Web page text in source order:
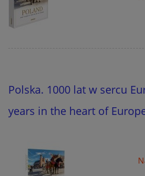
Polska. 1000 lat w sercu
years in the heart of